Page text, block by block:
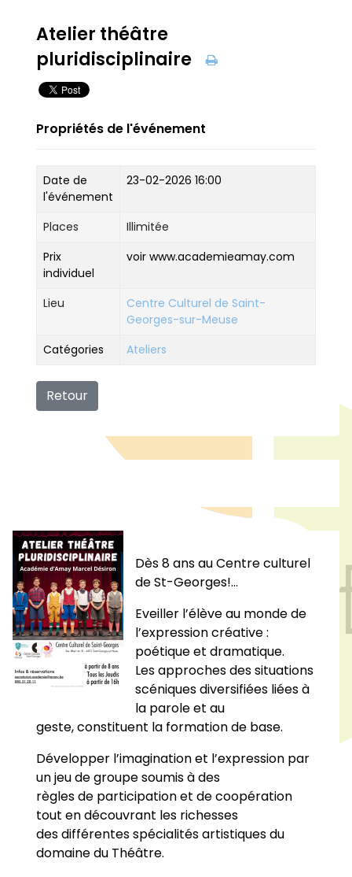
Dès 8 ans au Centre culturel
de St-Georges!…
Eveiller l’élève au monde de
l’expression créative :
poétique et dramatique.
Les approches des situations
scéniques diversifiées liées à
la parole et au
geste, constituent la formation de base.
Développer l’imagination et l’expression par
un jeu de groupe soumis à des
règles de participation et de coopération
tout en découvrant les richesses
des différentes spécialités artistiques du
domaine du Théâtre.
Atelier théâtre
pluridisciplinaire
Propriétés de l'événement
Date de
l'événement
23-02-2026 16:00
Places
Illimitée
Prix
individuel
voir www.academieamay.com
Lieu
Centre Culturel de Saint-
Georges-sur-Meuse
Catégories
Ateliers
Retour